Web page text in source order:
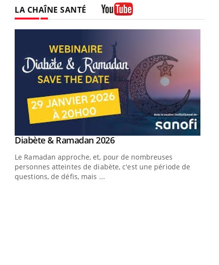
LA CHAÎNE SANTÉ
Youtube
Diabète & Ramadan 2026Youtube
Le Ramadan approche, et, pour de nombreuses
personnes atteintes de diabète, c'est une période de
questions, de défis, mais ...